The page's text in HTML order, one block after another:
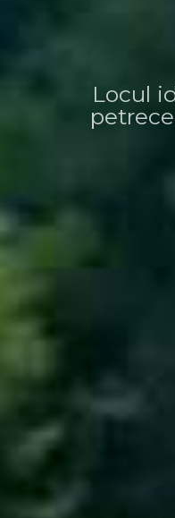
Locul
petrece